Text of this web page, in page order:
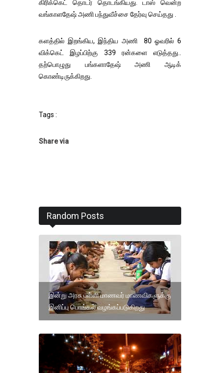
கிரிக்கெட் தொடர் தொடங்கியது. டாஸ் வென்ற
வங்காளதேஷ் அணி பந்துவீச்சை தேர்வு செய்தது .
களத்தில் இறங்கிய, இந்திய அணி 80 ஓவரில் 6
விக்கெட் இழப்பிற்கு 339 ரன்களை எடுத்தது..
தற்பொழுது பங்களாதேஷ் அணி ஆடிக்
கொண்டிருக்கிறது.
Tags :
Share via
Random Posts
இன்று அரசு பள்ளி மாணவர் மாணவிகளுக்கு
இனிப்பு பொங்கல் வழங்கப்படுகிறது